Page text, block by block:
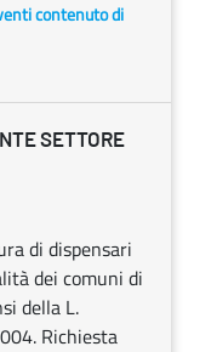
contenuto di
SETTORE
di dispensari
dei comuni di
della L.
Richiesta